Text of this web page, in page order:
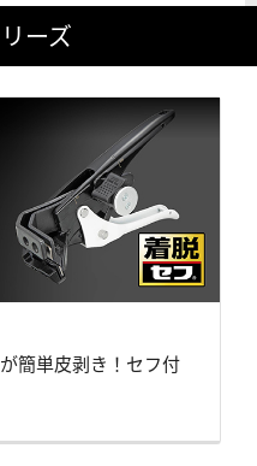
ーズ
簡単皮剥き！セフ付